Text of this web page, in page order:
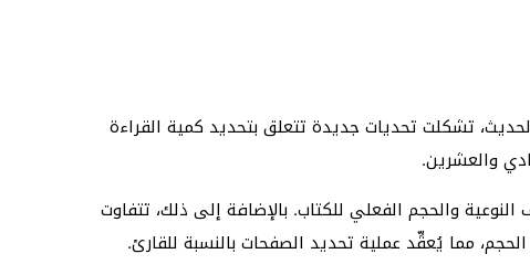
تشكلت تحديات جديدة تتعلق بتحديد كمية القراءة
والعشرين.
والحجم الفعلي للكتاب. بالإضافة إلى ذلك، تتفاوت
مما يُعقِّد عملية تحديد الصفحات بالنسبة للقارئ.